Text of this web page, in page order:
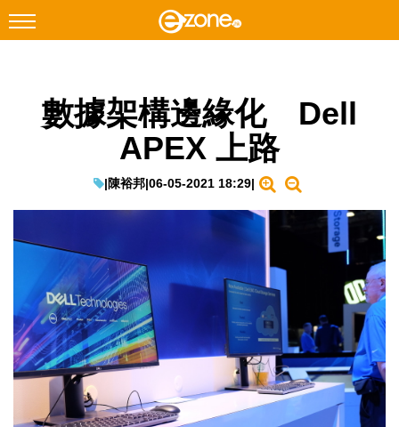
Facebook Instagram
遊戲動漫
教學評測
EduTech
IT Times
生成式AI與雲端應用
Enterprise Digital Transformation
特集
數據架構邊緣化 Dell
APEX 上路
|陳裕邦|06-05-2021 18:29|